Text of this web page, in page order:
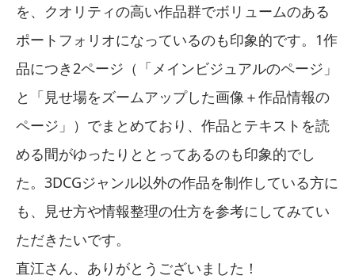
を、クオリティの高い作品群でボリュームのある
ポートフォリオになっているのも印象的です。1作
品につき2ページ（「メインビジュアルのページ」
と「見せ場をズームアップした画像＋作品情報の
ページ」）でまとめており、作品とテキストを読
める間がゆったりととってあるのも印象的でし
た。3DCGジャンル以外の作品を制作している方に
も、見せ方や情報整理の仕方を参考にしてみてい
ただきたいです。
直江さん、ありがとうございました！